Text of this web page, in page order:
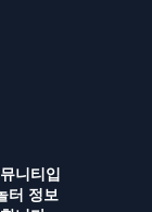
니티입
터 정보